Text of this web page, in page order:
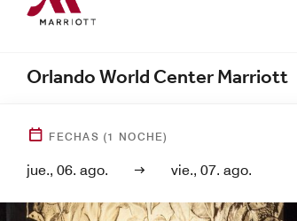
Orlando World Center Marriott
FECHAS (1 NOCHE)
jue., 06. ago. vie., 07. ago.